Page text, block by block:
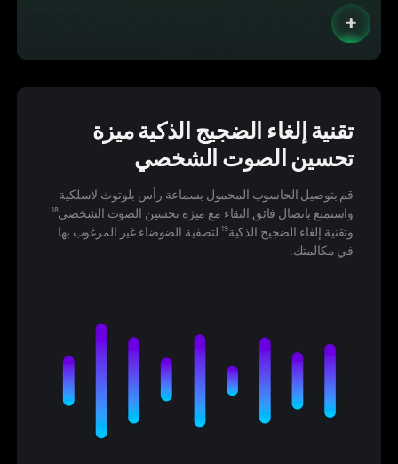
تقنية إلغاء الضجيج الذكيةميزة
تحسين الصوت الشخصي
قم بتوصيل الحاسوب المحمول بسماعة رأس بلوتوث لاسلكية
واستمتع باتصال فائق النقاء مع ميزة تحسين الصوت الشخصي18
وتقنية إلغاء الضجيج الذكية19 لتصفية الضوضاء غير المرغوب بها
في مكالمتك.